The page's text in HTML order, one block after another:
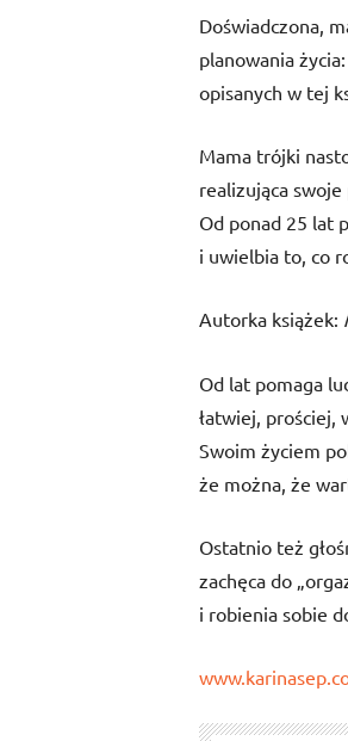
Doświadczona,
planowania
opisanych w tej
Mama trójki
realizująca
Od ponad 25 lat
i uwielbia to, co
Autorka książek:
Od lat pomaga
łatwiej, prościej,
Swoim życiem
że można, że
Ostatnio też
zachęca do
i robienia sobie